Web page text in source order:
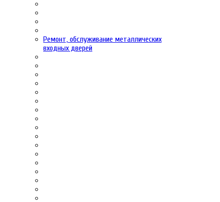
Ремонт, обслуживание металлических
входных дверей